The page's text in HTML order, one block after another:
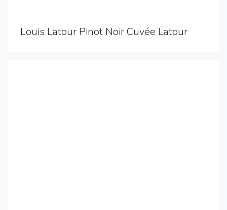
Louis Latour Pinot Noir Cuvée Latour